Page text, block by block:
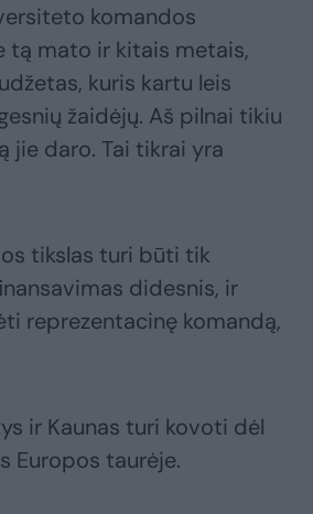
komandos
tą mato ir kitais metais,
kuris kartu leis
žaidėjų. Aš pilnai tikiu
jie daro. Tai tikrai yra
tikslas turi būti tik
didesnis, ir
reprezentacinę komandą,
ir Kaunas turi kovoti dėl
Europos taurėje.